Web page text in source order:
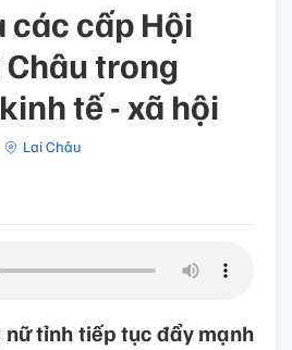
các cấp Hội
Châu trong
tế - xã hội
Lai Châu
nữ tỉnh tiếp tục đẩy mạnh